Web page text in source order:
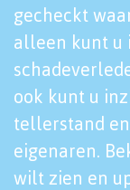
gecheckt
alleen kunt u
ook kunt u
tellerstand
eigenaren.
wilt zien en